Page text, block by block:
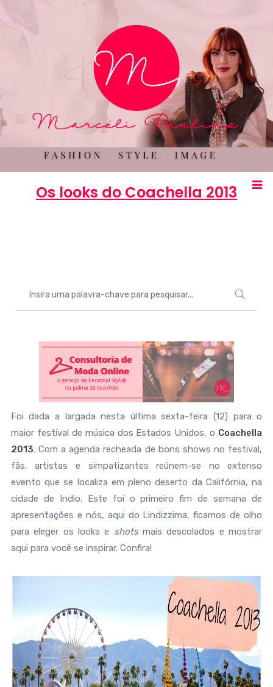
Os looks do Coachella 2013
Foi dada a largada nesta última sexta-feira (12) para o
maior festival de música dos Estados Unidos, o Coachella
2013. Com a agenda recheada de bons shows no festival,
fãs, artistas e simpatizantes reúnem-se no extenso
evento que se localiza em pleno deserto da Califórnia, na
cidade de Indio. Este foi o primeiro fim de semana de
apresentações e nós, aqui do Lindizzima, ficamos de olho
para eleger os looks e shotsmais descolados e mostrar
aqui para você se inspirar. Confira!